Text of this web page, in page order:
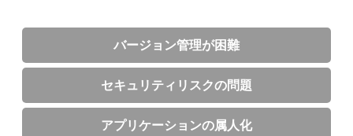
バージョン管理が困難
セキュリティリスクの問題
アプリケーションの属人化